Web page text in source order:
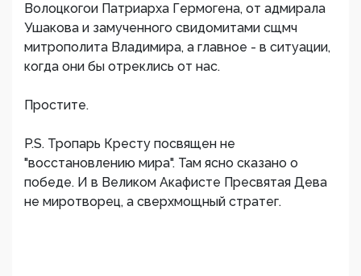
Волоцкогои Патриарха Гермогена, от адмирала
Ушакова и замученного свидомитами сщмч
митрополита Владимира, а главное - в ситуации,
когда они бы отреклись от нас.
Простите.
P.S. Тропарь Кресту посвящен не
"восстановлению мира". Там ясно сказано о
победе. И в Великом Акафисте Пресвятая Дева
не миротворец, а сверхмощный стратег.